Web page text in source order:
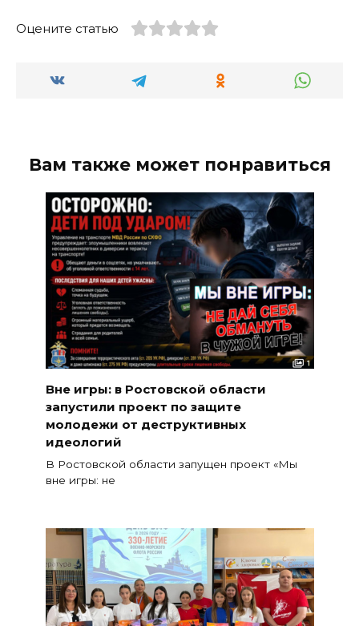
Оцените статью
Вам также может понравиться
Вне игры: в Ростовской области
запустили проект по защите
молодежи от деструктивных
идеологий
В Ростовской области запущен проект «Мы
вне игры: не